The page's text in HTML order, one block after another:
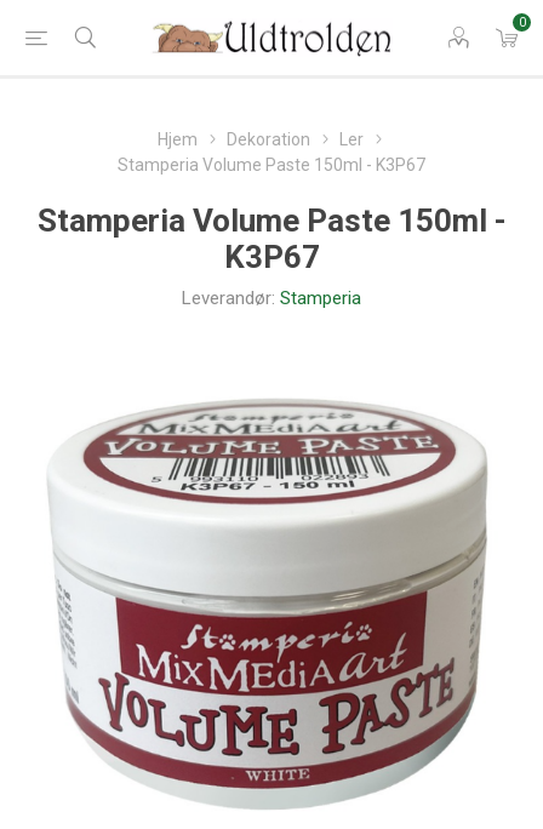
0
Hjem Dekoration
Ler
Stamperia Volume Paste 150ml - K3P67
Stamperia Volume Paste 150ml -
K3P67
Leverandør: Stamperia